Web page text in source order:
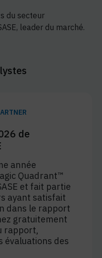
du secteur
leader du marché.
de
année
Quadrant™
et fait partie
ayant satisfait
dans le rapport
gratuitement
rapport,
évaluations des